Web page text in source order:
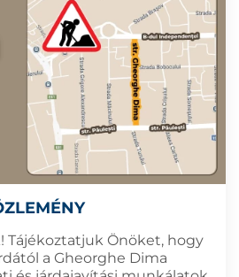
Tájékoztatjuk Önöket, hogy
a Gheorghe Dima